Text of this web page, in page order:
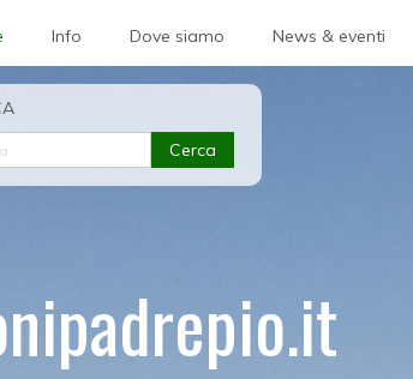
Info Dove siamo News & eventi
Cerca